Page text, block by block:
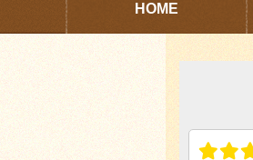
HOME